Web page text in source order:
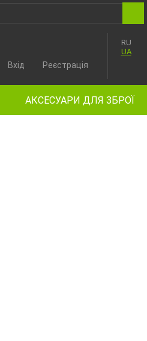
RU
UA
Вхід Реєстрація
АКСЕСУАРИ ДЛЯ ЗБРОЇ